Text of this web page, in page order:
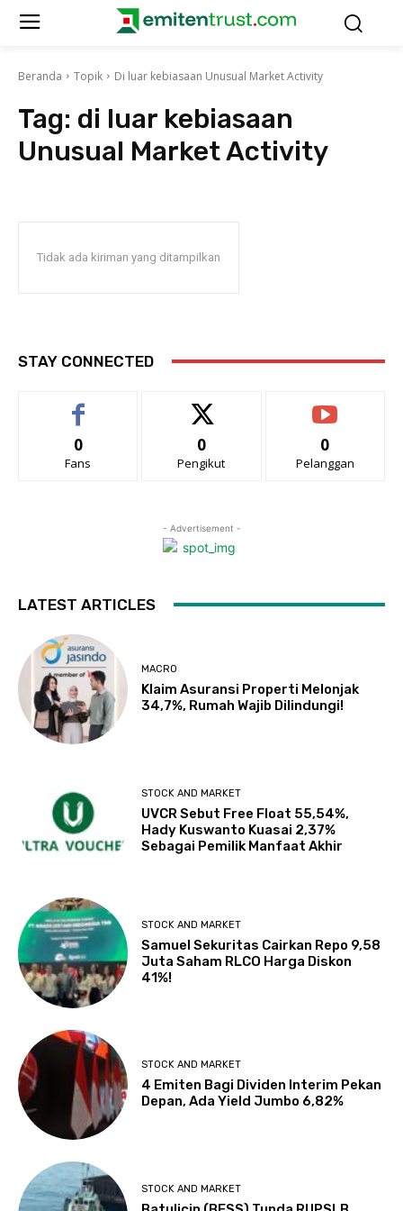
Beranda Topik Di luar kebiasaan Unusual Market Activity
Tag: di luar kebiasaan
Unusual Market Activity
Tidak ada kiriman yang ditampilkan
STAY CONNECTED
0
Fans
0
Pengikut
0
Pelanggan
- Advertisement -
LATEST ARTICLES
MACRO
Klaim Asuransi Properti Melonjak
34,7%, Rumah Wajib Dilindungi!
STOCK AND MARKET
UVCR Sebut Free Float 55,54%,
Hady Kuswanto Kuasai 2,37%
Sebagai Pemilik Manfaat Akhir
STOCK AND MARKET
Samuel Sekuritas Cairkan Repo 9,58
Juta Saham RLCO Harga Diskon
41%!
STOCK AND MARKET
4 Emiten Bagi Dividen Interim Pekan
Depan, Ada Yield Jumbo 6,82%
STOCK AND MARKET